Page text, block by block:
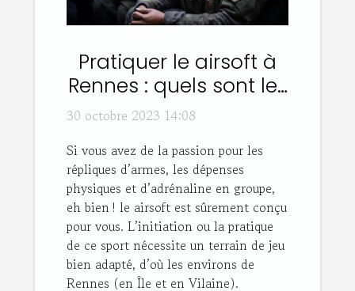
Pratiquer le airsoft à
Rennes : quels sont les
bons plans ?
30 octobre 2023 14:08
Si vous avez de la passion pour les
répliques d’armes, les dépenses
physiques et d’adrénaline en groupe,
eh bien ! le airsoft est sûrement conçu
pour vous. L’initiation ou la pratique
de ce sport nécessite un terrain de jeu
bien adapté, d’où les environs de
Rennes (en Île et en Vilaine).